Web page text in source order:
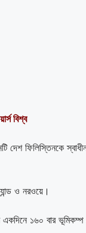
বিশ্ব
ফিলিস্তিনকে স্বাধীন
ও নরওয়ে।
১৬০ বার ভূমিকম্প